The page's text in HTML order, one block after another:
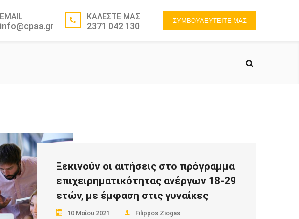
ΣΥΜΒΟΥΛΕΥΤΕΙΤΕ ΜΑΣ
EMAIL
info@cpaa.gr
ΚΑΛΕΣΤΕ ΜΑΣ
2371 042 130
Ξεκινούν οι αιτήσεις στο πρόγραμμα
επιχειρηματικότητας ανέργων 18-29
ετών, με έμφαση στις γυναίκες
10 Μαΐου 2021 Filippos Ziogas